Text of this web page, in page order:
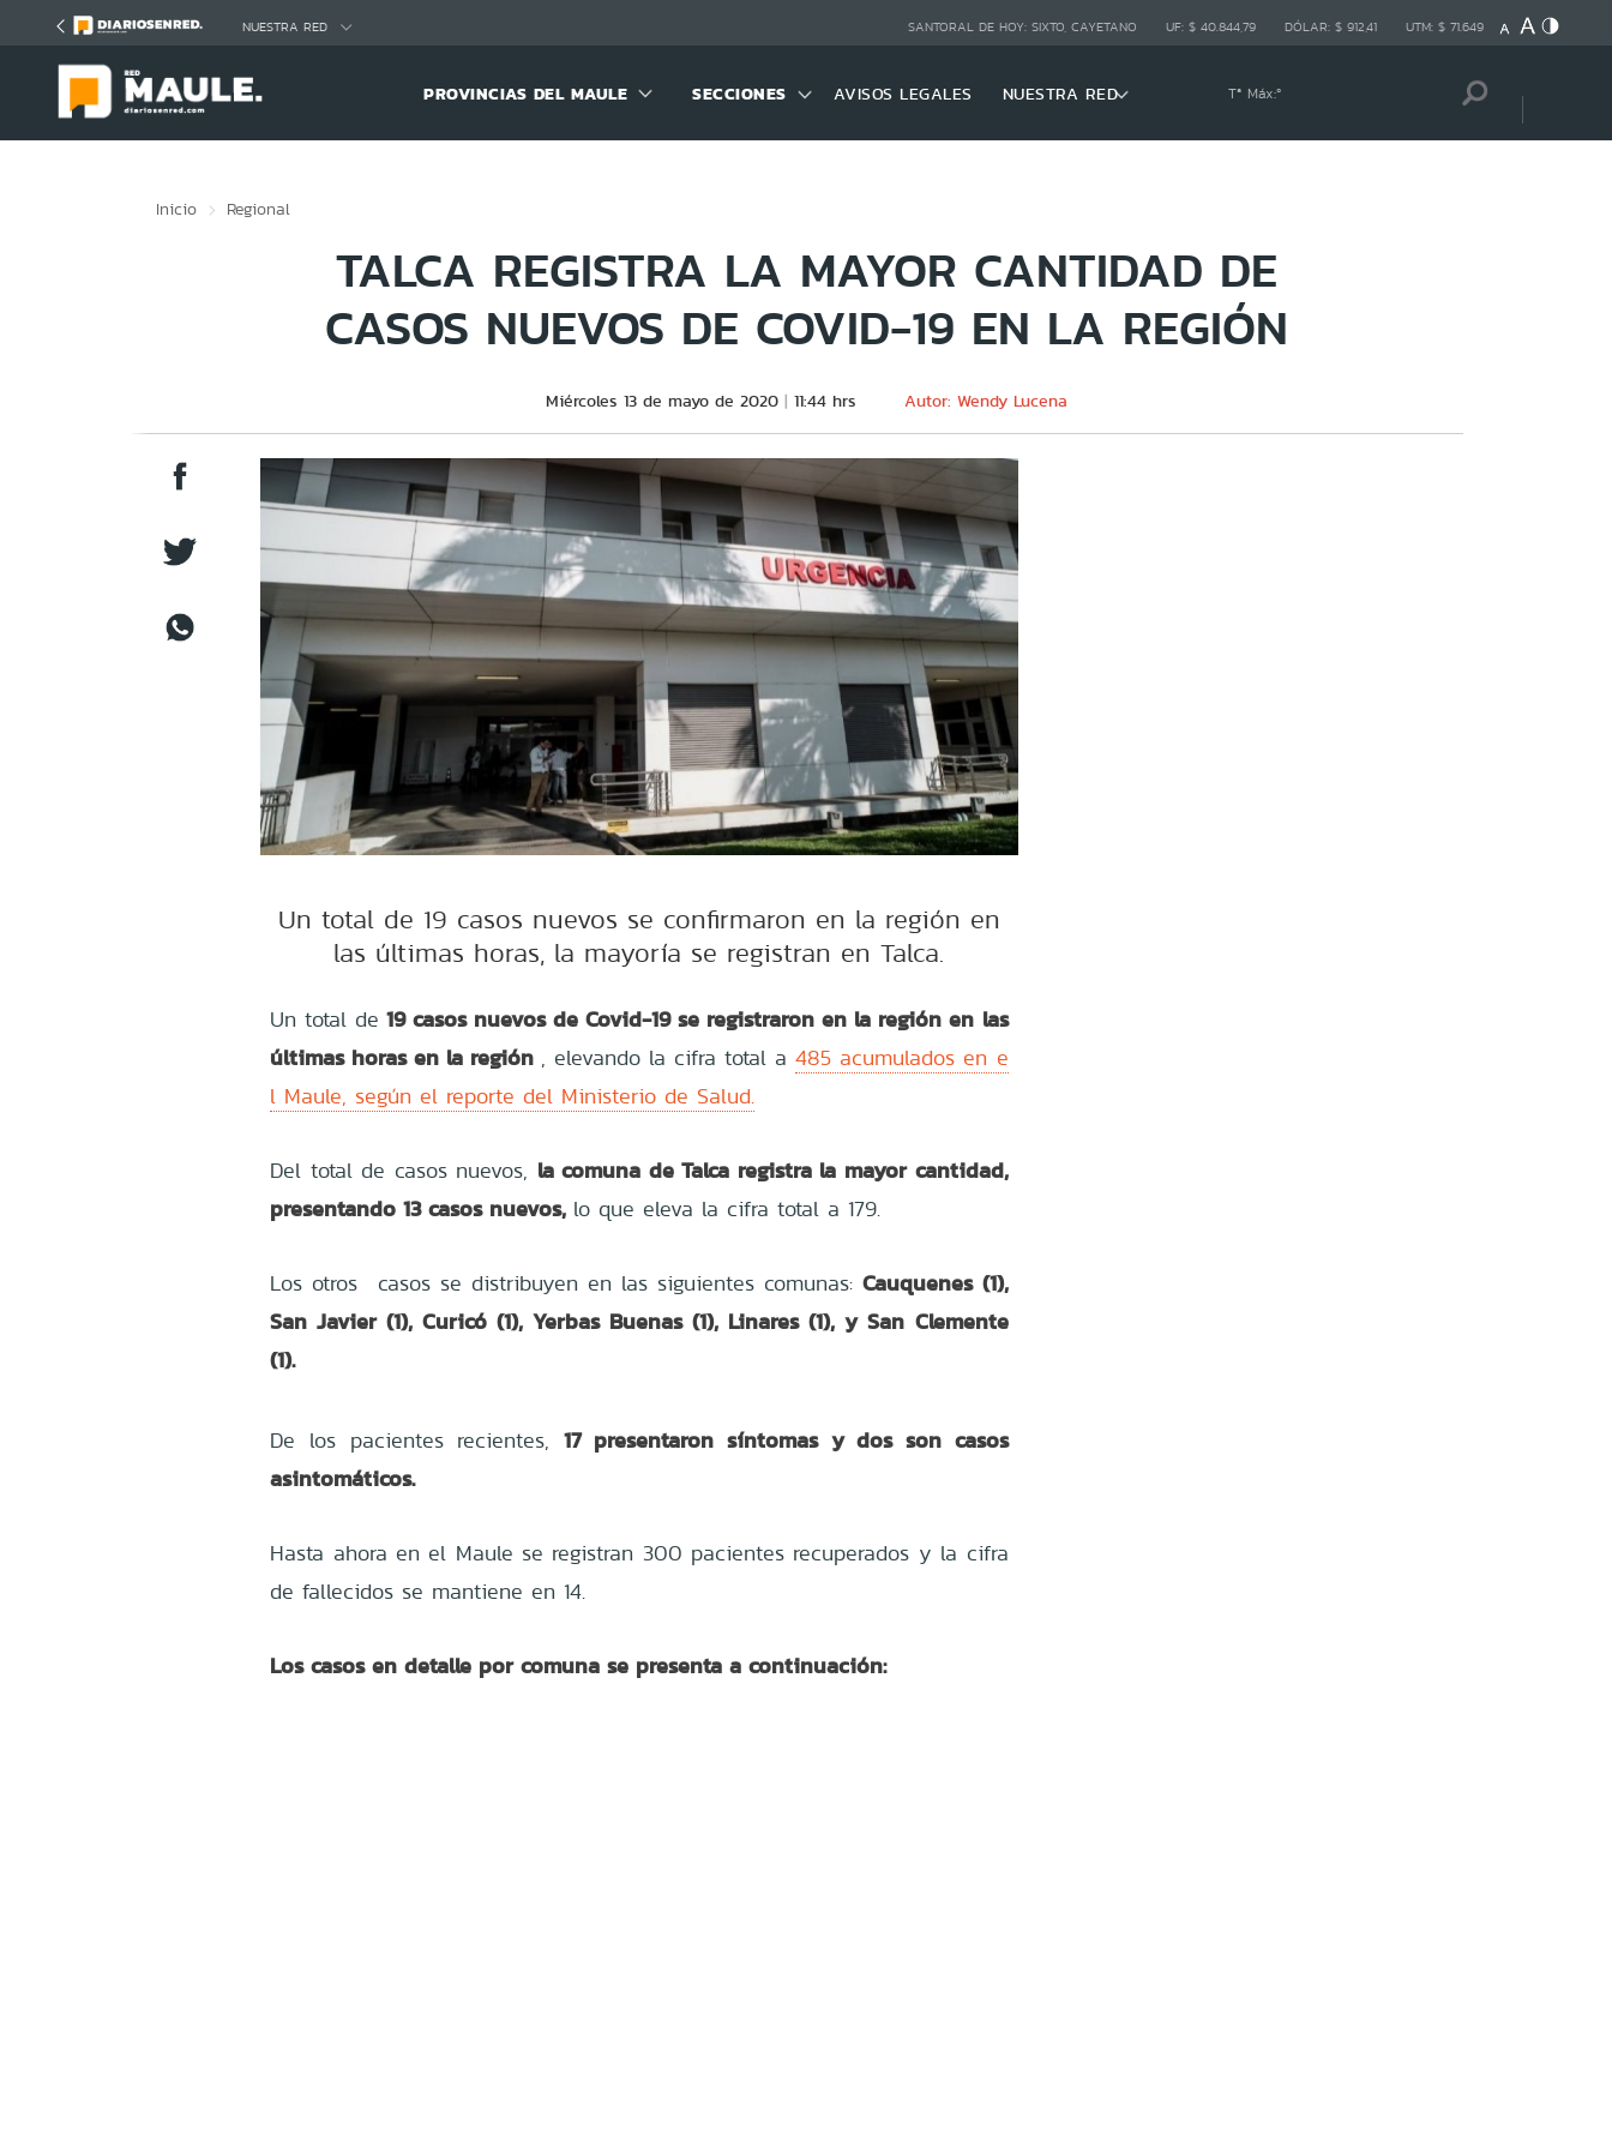
NUESTRA RED SANTORAL DE HOY: SIXTO, CAYETANO UF: $ 40.844,79 DÓLAR: $ 912,41 UTM: $ 71.649
PROVINCIAS DEL MAULE SECCIONES AVISOS LEGALES NUESTRA RED Tª Máx:º
Inicio Regional
TALCA REGISTRA LA MAYOR CANTIDAD DE
CASOS NUEVOS DE COVID-19 EN LA REGIÓN
Miércoles 13 de mayo de 2020 11:44 hrs Autor: Wendy Lucena
Un total de 19 casos nuevos se confirmaron en la región en
las últimas horas, la mayoría se registran en Talca.
Un total de 19 casos nuevos de Covid-19 se registraron en la región en las
últimas horas en la región , elevando la cifra total a485 acumulados en e
l Maule, según el reporte del Ministerio de Salud.
Del total de casos nuevos, la comuna de Talca registra la mayor cantidad,
presentando 13 casos nuevos, lo que eleva la cifra total a 179.
Los otros casos se distribuyen en las siguientes comunas:Cauquenes (1),
San Javier (1), Curicó (1), Yerbas Buenas (1), Linares (1), y San Clemente
(1).
De los pacientes recientes, 17 presentaron síntomas y dos son casos
asintomáticos.
Hasta ahora en el Maule se registran 300 pacientes recuperados y la cifra
de fallecidos se mantiene en 14.
Los casos en detalle por comuna se presenta a continuación: